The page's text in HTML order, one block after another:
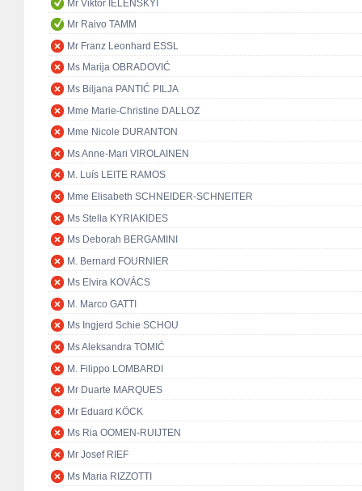
Mr Viktor IELENSKYI
Mr Raivo TAMM
Mr Franz Leonhard ESSL
Ms Marija OBRADOVIĆ
Ms Biljana PANTIĆ PILJA
Mme Marie-Christine DALLOZ
Mme Nicole DURANTON
Ms Anne-Mari VIROLAINEN
M. Luís LEITE RAMOS
Mme Elisabeth SCHNEIDER-SCHNEITER
Ms Stella KYRIAKIDES
Ms Deborah BERGAMINI
M. Bernard FOURNIER
Ms Elvira KOVÁCS
M. Marco GATTI
Ms Ingjerd Schie SCHOU
Ms Aleksandra TOMIĆ
M. Filippo LOMBARDI
Mr Duarte MARQUES
Mr Eduard KÖCK
Ms Ria OOMEN-RUIJTEN
Mr Josef RIEF
Ms Maria RIZZOTTI